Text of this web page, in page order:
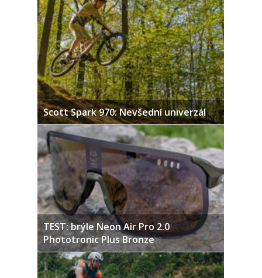
Scott Spark 970: Nevšední univerzál
TEST: brýle Neon Air Pro 2.0
Phototronic Plus Bronze